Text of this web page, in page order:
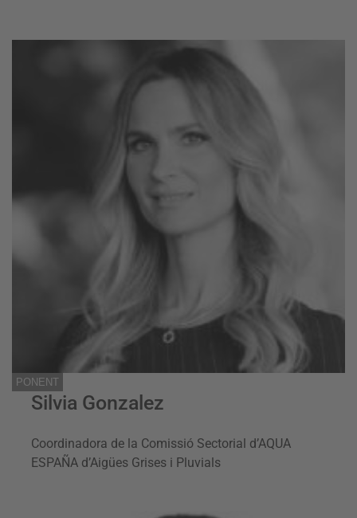
PONENT
Silvia Gonzalez
Coordinadora de la Comissió Sectorial d’AQUA
ESPAÑA d’Aigües Grises i Pluvials